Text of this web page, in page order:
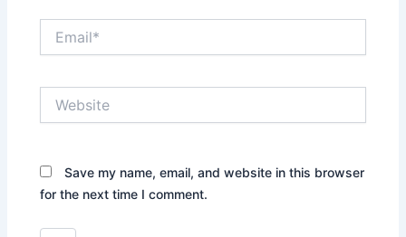
Save my name, email, and website in this browser
for the next time I comment.